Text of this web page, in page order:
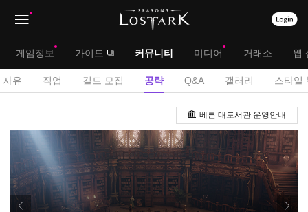
뉴
대
메
게임정보 가이드 커뮤니티 미디어 거래소 웹
서
메
뉴
자유 직업 길드 모집 공략 Q&A 갤러리 스타일
략
판
베른 대도서관 운영안내